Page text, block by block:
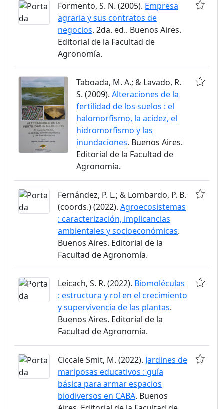
Formento, S. N. (2005). Empresa
agraria y sus contratos de
negocios. 2da. ed.. Buenos Aires.
Editorial de la Facultad de
Agronomía.
Taboada, M. A.; & Lavado, R.
S. (2009). Alteraciones de la
fertilidad de los suelos : el
halomorfismo, la acidez, el
hidromorfismo y las
inundaciones. Buenos Aires.
Editorial de la Facultad de
Agronomía.
Fernández, P. L.; & Lombardo, P. B.
(coords.) (2022). Agroecosistemas
: caracterización, implicancias
ambientales y socioeconómicas.
Buenos Aires. Editorial de la
Facultad de Agronomía.
Leicach, S. R. (2022). Biomoléculas
: estructura y rol en el crecimiento
y supervivencia de las plantas.
Buenos Aires. Editorial de la
Facultad de Agronomía.
Ciccale Smit, M. (2022). Jardines de
mariposas educativos : guía
básica para armar espacios
biodiversos en CABA. Buenos